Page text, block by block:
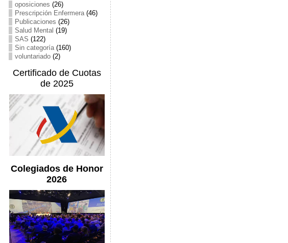
oposiciones (26)
Prescripción Enfermera(46)
Publicaciones (26)
Salud Mental (19)
SAS (122)
Sin categoría(160)
voluntariado(2)
Certificado de Cuotas
de 2025
Colegiados de Honor
2026